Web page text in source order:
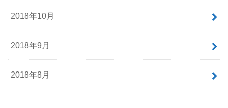
2018年10月
2018年9月
2018年8月